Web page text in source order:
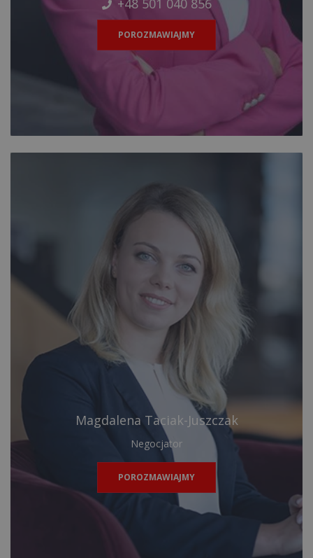
+48 501 040 856
POROZMAWIAJMY
Magdalena Taciak-Juszczak
Negocjator
POROZMAWIAJMY